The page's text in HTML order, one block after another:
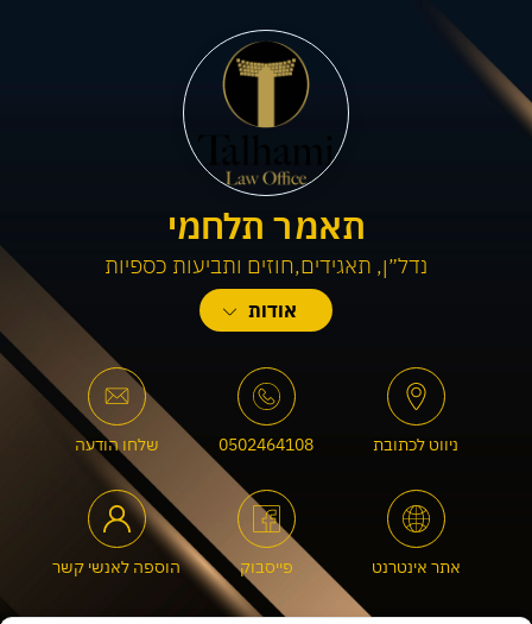
תאמר תלחמי
נדל״ן, תאגידים,חוזים ותביעות כספיות
Talhami Law Office– משרד עורכי דין בחיפה העוסק בנדל״ן, דיני
חברות וליטיגציה מסחרית. ליווי עסקאות נדל״ן מורכבות, הקמת חברות
והסכמים מסחריים, עם שירות אישי, חשיבה אסטרטגית וראייה עסקית
כוללת.
אודות
ניווט לכתובת 0502464108 שלחו הודעה
אתר אינטרנט פייסבוק הוספה לאנשי קשר